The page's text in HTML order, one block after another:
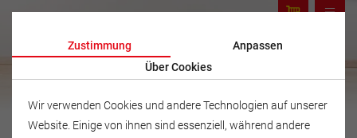
Zustimmung
Anpassen
Über Cookies
Wir verwenden Cookies und andere Technologien auf unserer
Website. Einige von ihnen sind essenziell, während andere